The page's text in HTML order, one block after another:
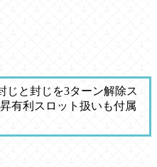
じと封じを3ターン解除ス
有利スロット扱いも付属